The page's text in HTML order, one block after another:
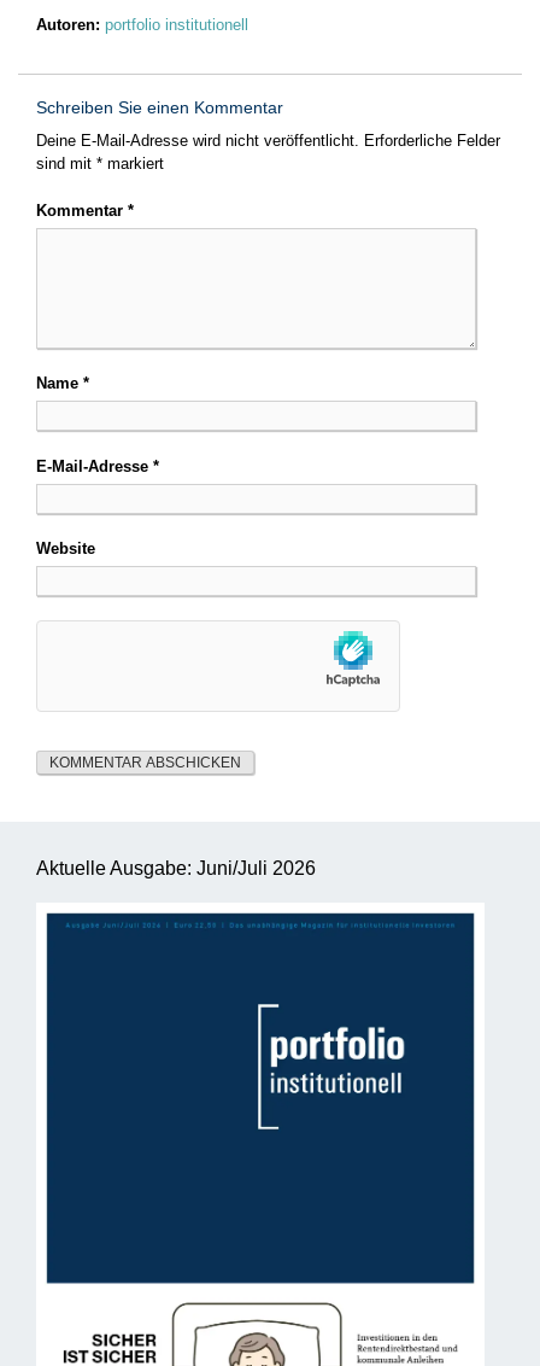
Autoren: portfolio institutionell
Schreiben Sie einen Kommentar
Deine E-Mail-Adresse wird nicht veröffentlicht. Erforderliche Felder
sind mit * markiert
Kommentar *
Name *
E-Mail-Adresse *
Website
Aktuelle Ausgabe: Juni/Juli 2026